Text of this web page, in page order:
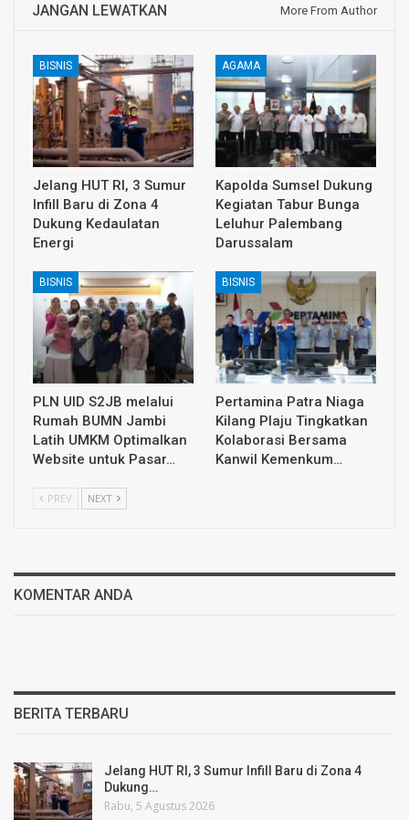
JANGAN LEWATKAN More From Author
BISNIS
Jelang HUT RI, 3 Sumur
Infill Baru di Zona 4
Dukung Kedaulatan
Energi
AGAMA
Kapolda Sumsel Dukung
Kegiatan Tabur Bunga
Leluhur Palembang
Darussalam
BISNIS
PLN UID S2JB melalui
Rumah BUMN Jambi
Latih UMKM Optimalkan
Website untuk Pasar…
BISNIS
Pertamina Patra Niaga
Kilang Plaju Tingkatkan
Kolaborasi Bersama
Kanwil Kemenkum…
PREV NEXT
KOMENTAR ANDA
BERITA TERBARU
Jelang HUT RI, 3 Sumur Infill Baru di Zona 4
Dukung…
Rabu, 5 Agustus 2026